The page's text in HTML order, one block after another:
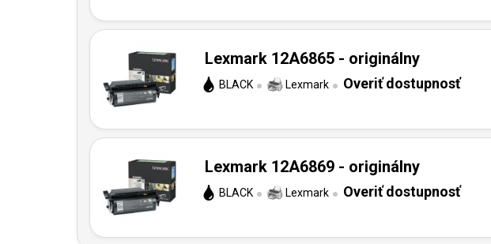
Lexmark 12A6865 - originálny
BLACK Lexmark Overiť dostupnosť
Lexmark 12A6869 - originálny
BLACK Lexmark Overiť dostupnosť